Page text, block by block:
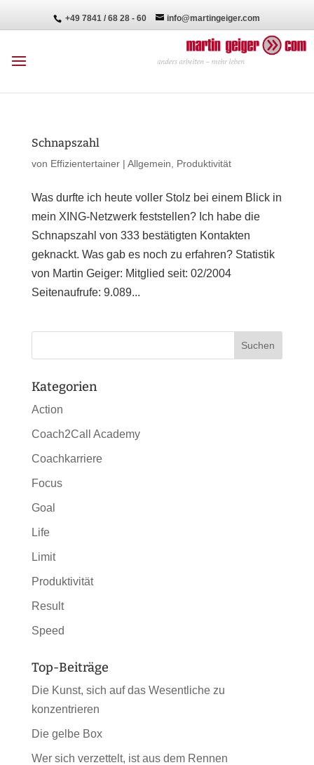
+49 7841 / 68 28 - 60 info@martingeiger.com
Schnapszahl
von Effizientertainer| Allgemein Produktivität
Was durfte ich heute voller Stolz bei einem Blick in
mein XING-Netzwerk feststellen? Ich habe die
Schnapszahl von 333 bestätigten Kontakten
geknackt. Was gab es noch zu erfahren? Statistik
von Martin Geiger: Mitglied seit: 02/2004
Seitenaufrufe: 9.089...
Kategorien
Action
Coach2Call Academy
Coachkarriere
Focus
Goal
Life
Limit
Produktivität
Result
Speed
Top-Beiträge
Die Kunst, sich auf das Wesentliche zu
konzentrieren
Die gelbe Box
Wer sich verzettelt, ist aus dem Rennen